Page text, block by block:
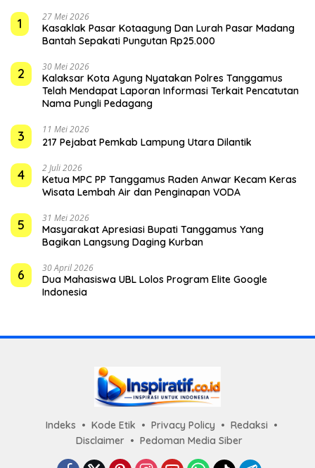
1
27 Mei 2026
Kasaklak Pasar Kotaagung Dan Lurah Pasar Madang
Bantah Sepakati Pungutan Rp25.000
2 30 Mei 2026
Kalaksar Kota Agung Nyatakan Polres Tanggamus
Telah Mendapat Laporan Informasi Terkait Pencatutan
Nama Pungli Pedagang
3 11 Mei 2026
217 Pejabat Pemkab Lampung Utara Dilantik
4 2 Juli 2026
Ketua MPC PP Tanggamus Raden Anwar Kecam Keras
Wisata Lembah Air dan Penginapan VODA
5 31 Mei 2026
Masyarakat Apresiasi Bupati Tanggamus Yang
Bagikan Langsung Daging Kurban
6 30 April 2026
Dua Mahasiswa UBL Lolos Program Elite Google
Indonesia
Indeks Kode Etik Privacy Policy
Redaksi
Disclaimer
Pedoman Media Siber